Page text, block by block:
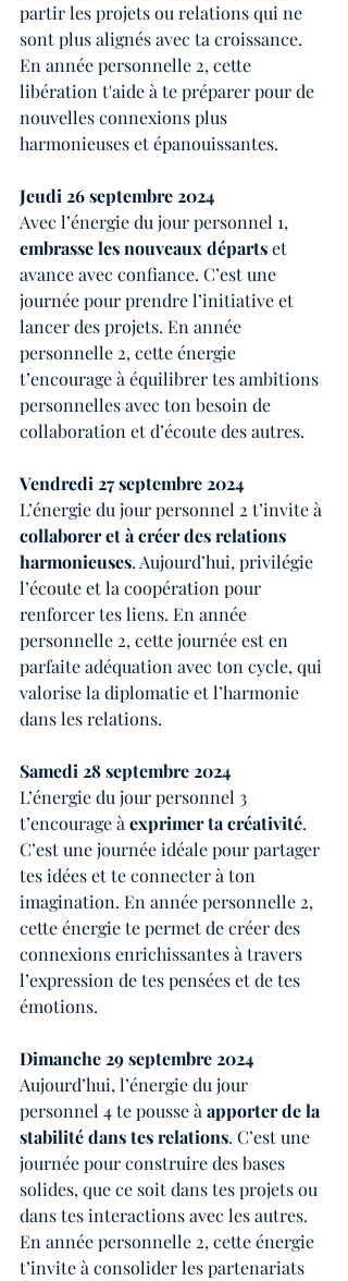
partir les projets ou relations qui ne
sont plus alignés avec ta croissance.
En année personnelle 2, cette
libération t'aide à te préparer pour de
nouvelles connexions plus
harmonieuses et épanouissantes.
Jeudi 26 septembre 2024
Avec l’énergie du jour personnel 1,
embrasse les nouveaux départs et
avance avec confiance. C’est une
journée pour prendre l’initiative et
lancer des projets. En année
personnelle 2, cette énergie
t’encourage à équilibrer tes ambitions
personnelles avec ton besoin de
collaboration et d’écoute des autres.
Vendredi 27 septembre 2024
L’énergie du jour personnel 2 t’invite à
collaborer et à créer des relations
harmonieuses. Aujourd’hui, privilégie
l’écoute et la coopération pour
renforcer tes liens. En année
personnelle 2, cette journée est en
parfaite adéquation avec ton cycle, qui
valorise la diplomatie et l’harmonie
dans les relations.
Samedi 28 septembre 2024
L’énergie du jour personnel 3
t’encourage à exprimer ta créativité.
C’est une journée idéale pour partager
tes idées et te connecter à ton
imagination. En année personnelle 2,
cette énergie te permet de créer des
connexions enrichissantes à travers
l’expression de tes pensées et de tes
émotions.
Dimanche 29 septembre 2024
Aujourd’hui, l’énergie du jour
personnel 4 te pousse à apporter de la
stabilité dans tes relations. C’est une
journée pour construire des bases
solides, que ce soit dans tes projets ou
dans tes interactions avec les autres.
En année personnelle 2, cette énergie
t’invite à consolider les partenariats